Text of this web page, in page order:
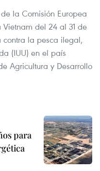
la Comisión Europea
del 24 al 31 de
la pesca ilegal,
(IUU) en el país
Agricultura y Desarrollo
para